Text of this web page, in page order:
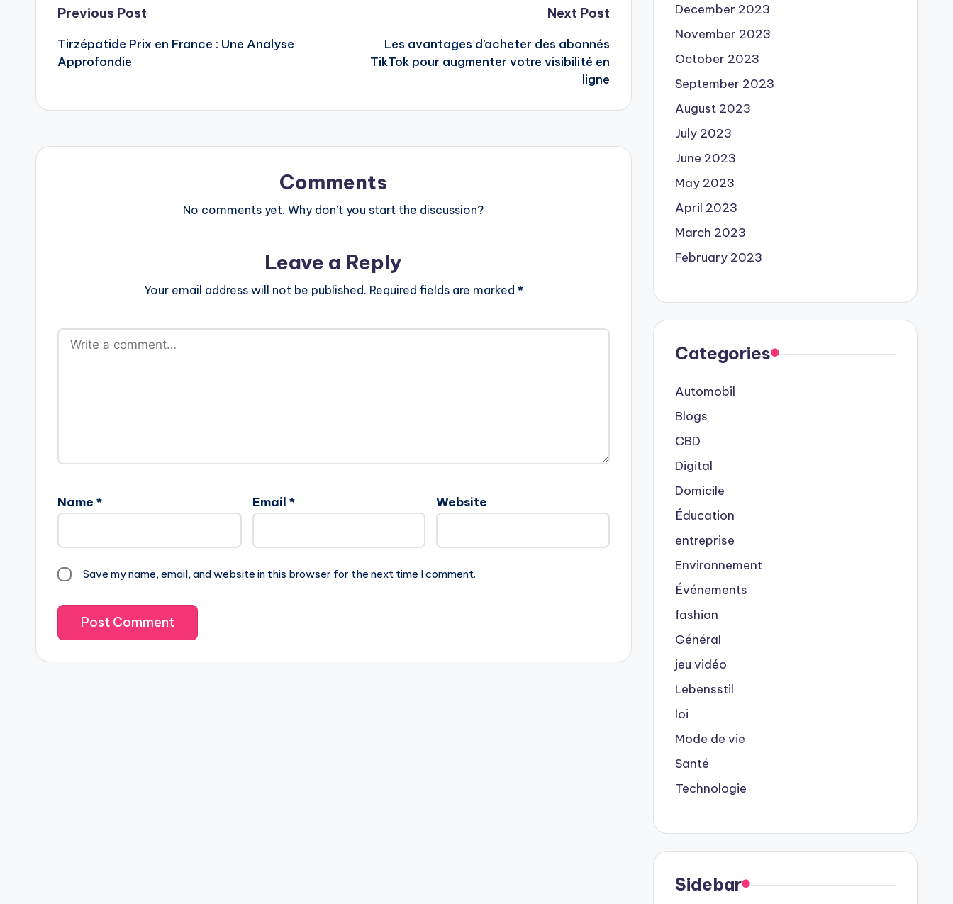
Post
navigation
Previous Post
Tirzépatide Prix en France : Une Analyse
Approfondie
Next Post
Les avantages d’acheter des abonnés
TikTok pour augmenter votre visibilité en
ligne
Comments
No comments yet. Why don’t you start the discussion?
Leave a Reply
Your email address will not be published. Required fields are marked *
Name * Email * Website
Save my name, email, and website in this browser for the next time I comment.
December 2023
November 2023
October 2023
September 2023
August 2023
July 2023
June 2023
May 2023
April 2023
March 2023
February 2023
Categories
Automobil
Blogs
CBD
Digital
Domicile
Éducation
entreprise
Environnement
Événements
fashion
Général
jeu vidéo
Lebensstil
loi
Mode de vie
Santé
Technologie
Sidebar